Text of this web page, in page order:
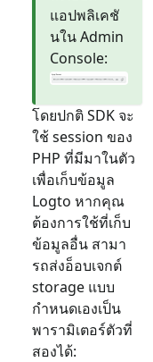
แอปพลิเคชั
นใน Admin
Console:
โดยปกติ SDK จะ
ใช้ session ของ
PHP ที่มีมาในตัว
เพื่อเก็บข้อมูล
Logto หากคุณ
ต้องการใช้ที่เก็บ
ข้อมูลอื่น สามา
รถส่งอ็อบเจกต์
storage แบบ
กำหนดเองเป็น
พารามิเตอร์ตัวที่
สองได้: